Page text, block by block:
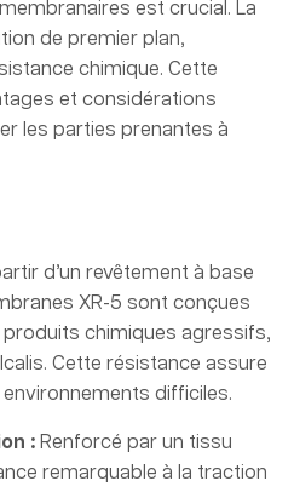
est crucial. La
de premier plan,
chimique. Cette
et considérations
les parties prenantes à
d’un revêtement à base
XR-5 sont conçues
produits chimiques agressifs,
Cette résistance assure
difficiles.
: Renforcé par un tissu
remarquable à la traction